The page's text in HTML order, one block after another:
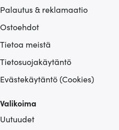
Palautus & reklamaatio
Ostoehdot
Tietoa meistä
Tietosuojakäytäntö
Evästekäytäntö (Cookies)
Valikoima
Uutuudet